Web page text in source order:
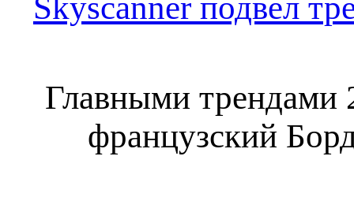
Главными трендами
французский